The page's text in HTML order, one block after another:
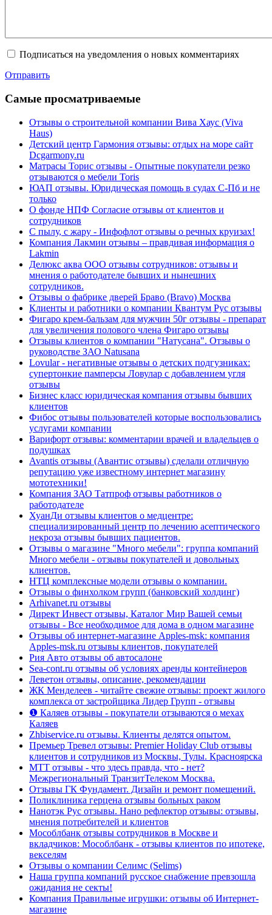
Подписаться на уведомления о новых комментариях
Отправить
Cамые просматриваемые
Отзывы о строительной компании Вива Хаус (Viva
Haus)
Детский центр Гармония отзывы: отдых на море сайт
Dcgarmony.ru
Матрасы Торис отзывы - Опытные покупатели резко
отзываются о мебели Toris
ЮАП отзывы. Юридическая помощь в судах С-Пб и не
только
О фонде НПФ Согласие отзывы от клиентов и
сотрудников
С пылу, с жару - Инфофлот отзывы о речных круизах!
Компания Лакмин отзывы – правдивая информация о
Lakmin
Делюкс аква ООО отзывы сотрудников: отзывы и
мнения о работодателе бывших и нынешних
сотрудников.
Отзывы о фабрике дверей Браво (Bravo) Москва
Клиенты и работники о компании Квантум Рус отзывы
Фигаро крем-бальзам для мужчин 50г отзывы - препарат
для увеличения полового члена Фигаро отзывы
Отзывы клиентов о компании "Натусана". Отзывы о
руководстве ЗАО Natusana
Lovular - негативные отзывы о детских подгузниках:
супертонкие памперсы Ловулар с добавлением угля
отзывы
Бизнес класс юридическая компания отзывы бывших
клиентов
Фибос отзывы пользователей которые воспользовались
услугами компании
Варифорт отзывы: комментарии врачей и владельцев о
подушках
Avantis отзывы (Авантис отзывы) сделали отличную
репутацию уже известному интернет магазину
мототехники!
Компания ЗАО Татпроф отзывы работников о
работодателе
ХуанДи отзывы клиентов о медцентре:
специализированный центр по лечению асептического
некроза отзывы бывших пациентов.
Отзывы о магазине "Много мебели": группа компаний
Много мебели - отзывы покупателей и довольных
клиентов.
НТЦ комплексные модели отзывы о компании.
Отзывы о финхолком групп (банковский холдинг)
Arhivanet.ru отзывы
Директ Инвест отзывы, Каталог Мир Вашей семьи
отзывы - Все необходимое для дома в одном магазине
Отзывы об интернет-магазине Apples-msk: компания
Apples-msk.ru отзывы клиентов, покупателей
Рия Авто отзывы об автосалоне
Sea-cont.ru отзывы об условиях аренды контейнеров
Леветон отзывы, описание, рекомендации
ЖК Менделеев - читайте свежие отзывы: проект жилого
комплекса от застройщика Лидер Групп - отзывы
❶ Каляев отзывы - покупатели отзываются о мехах
Каляев
Zhbiservice.ru отзывы. Клиенты делятся опытом.
Премьер Тревел отзывы: Premier Holiday Club отзывы
клиентов и сотрудников из Москвы, Тулы. Красноярска
МТТ отзывы - что здесь правда, что - нет?
Межрегиональный ТранзитТелеком Москва.
Отзывы ГК Фундамент. Дизайн и ремонт помещений.
Поликлиника герцена отзывы больных раком
Нанотэк Рус отзывы. Нано рефлектор отзывы: отзывы,
мнения потребителей и клиентов
Мособлбанк отзывы сотрудников в Москве и
вкладчиков: Мособлбанк - отзывы клиентов по ипотеке,
векселям
Отзывы о компании Селимс (Selims)
Наша группа компаний русское снабжение превзошла
ожидания не секты!
Компания Правильные игрушки: отзывы об Интернет-
магазине